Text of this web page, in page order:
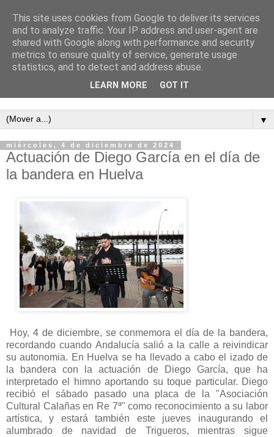
Semanario independiente de Calañas
▼
miércoles, 4 de diciembre de 2024
Actuación de Diego García en el día de
la bandera en Huelva
Hoy, 4 de diciembre, se conmemora el día de la bandera,
recordando cuando Andalucía salió a la calle a reivindicar
su autonomia. En Huelva se ha llevado a cabo el izado de
la bandera con la actuación de Diego García, que ha
interpretado el himno aportando su toque particular. Diego
recibió el sábado pasado una placa de la "Asociación
Cultural Calañas en Re 7ª" como reconocimiento a su labor
artística, y estará también este jueves inaugurando el
alumbrado de navidad de Trigueros, mientras sigue
This site uses cookies from Google to deliver its services
and to analyze traffic. Your IP address and user-agent are
shared with Google along with performance and security
metrics to ensure quality of service, generate usage
statistics, and to detect and address abuse.
LEARN MORE GOT IT